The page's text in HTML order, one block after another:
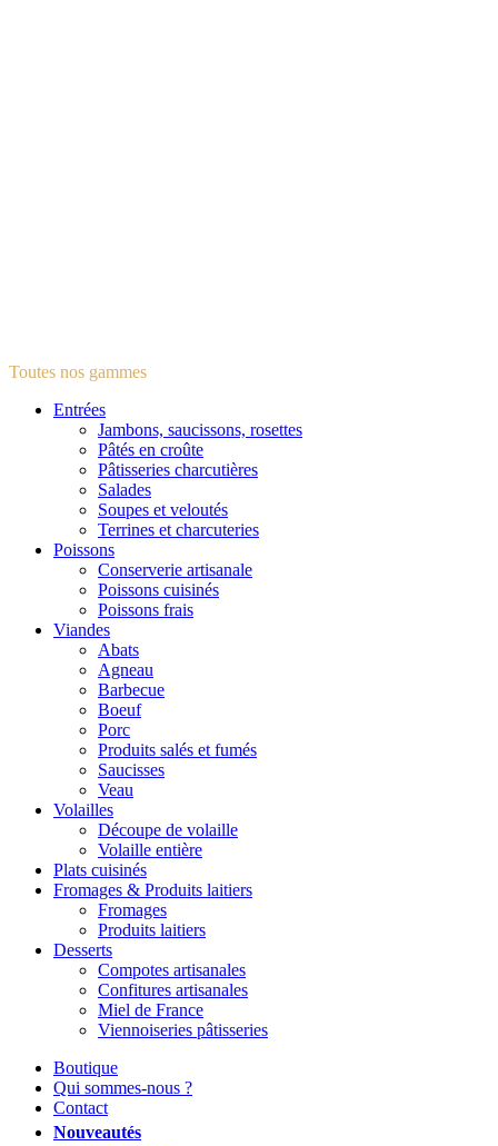
Toutes nos gammes
Entrées
Jambons, saucissons, rosettes
Pâtés en croûte
Pâtisseries charcutières
Salades
Soupes et veloutés
Terrines et charcuteries
Poissons
Conserverie artisanale
Poissons cuisinés
Poissons frais
Viandes
Abats
Agneau
Barbecue
Boeuf
Porc
Produits salés et fumés
Saucisses
Veau
Volailles
Découpe de volaille
Volaille entière
Plats cuisinés
Fromages & Produits laitiers
Fromages
Produits laitiers
Desserts
Compotes artisanales
Confitures artisanales
Miel de France
Viennoiseries pâtisseries
Boutique
Qui sommes-nous ?
Contact
Nouveautés